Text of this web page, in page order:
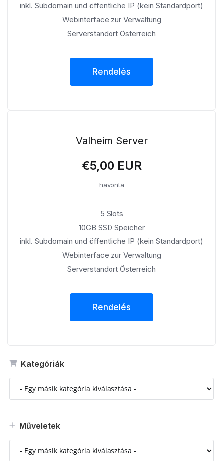
Kategóriák
Műveletek
inkl. Subdomain und öffentliche IP (kein Standardport)
Webinterface zur Verwaltung
Serverstandort Österreich
Rendelés
Valheim Server
€5,00 EUR
havonta
5 Slots
10GB SSD Speicher
inkl. Subdomain und öffentliche IP (kein Standardport)
Webinterface zur Verwaltung
Serverstandort Österreich
Rendelés